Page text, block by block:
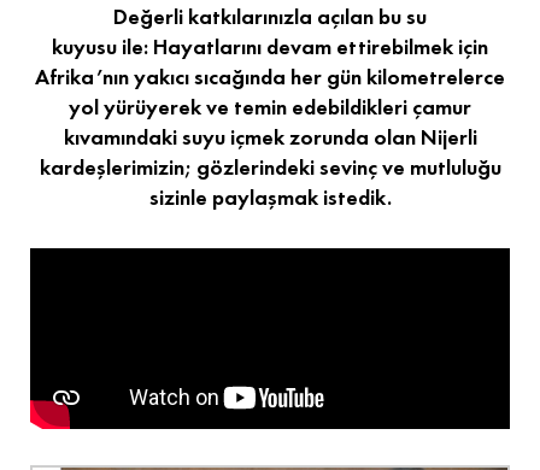
Değerli katkılarınızla açılan bu su
kuyusu ile: Hayatlarını devam ettirebilmek için
Afrika’nın yakıcı sıcağında her gün kilometrelerce
yol yürüyerek ve temin edebildikleri çamur
kıvamındaki suyu içmek zorunda olan Nijerli
kardeşlerimizin; gözlerindeki sevinç ve mutluluğu
sizinle paylaşmak istedik.